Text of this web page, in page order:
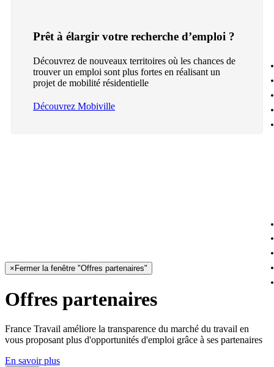
Prêt à élargir votre recherche d’emploi ?
Découvrez de nouveaux territoires où les chances de
trouver un emploi sont plus fortes en réalisant un
projet de mobilité résidentielle
Découvrez Mobiville
× Fermer la fenêtre "Offres partenaires"
Offres partenaires
France Travail améliore la transparence du marché du travail en
vous proposant plus d'opportunités d'emploi grâce à ses partenaires
En savoir plus